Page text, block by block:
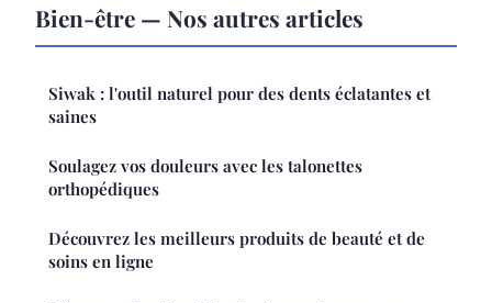
Bien-être — Nos autres articles
Siwak : l'outil naturel pour des dents éclatantes et
saines
Soulagez vos douleurs avec les talonettes
orthopédiques
Découvrez les meilleurs produits de beauté et de
soins en ligne